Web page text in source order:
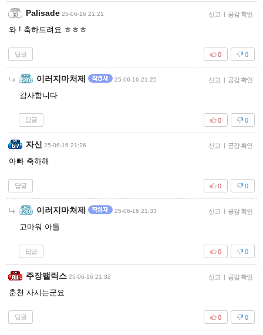
Palisade 25-06-16 21:21 신고 | 공감 확인
와 ! 축하드려요 ㅎㅎㅎ
답글 0
0
이러지마처제 25-06-16 21:25 신고 | 공감 확인
감사합니다
답글 0
0
자신 25-06-16 21:26 신고 | 공감 확인
아빠 축하해
답글 0
0
이러지마처제 25-06-16 21:33 신고 | 공감 확인
고마워 아들
답글 0
0
주장팰릭스 25-06-16 21:32 신고 | 공감 확인
춘천 사시는군요
답글 0
0